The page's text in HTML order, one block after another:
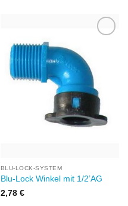
Wunschliste
hinzufügen
BLU-LOCK-SYSTEM
Blu-Lock Winkel mit 1/2’AG
2,78 €